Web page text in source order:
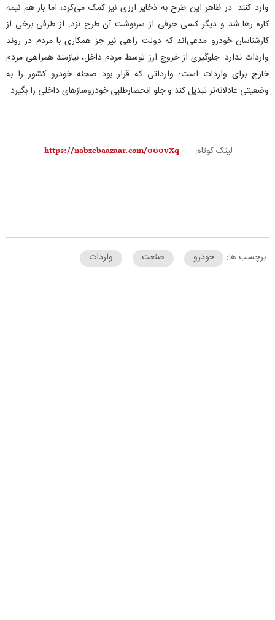
وارد کنند. در ظاهر این طرح به ذخایر ارزی نیز کمک می‌کرد، اما باز هم نیمه
کاره ر‌ها شد و دیگر کسی حرفی از سرنوشت آن طرح نزد. از طرفی برخی از
کارشناسان خودرو مدعی‌اند که دولت راهی نیز جز همکاری با مردم در روند
واردات ندارد. جلوگیری از خروج ارز توسط مردم داخل، نیازمند همراهی مردم
خارج برای واردات است؛ وارداتی که قرار بود صحنه خودرو کشور را به
وضعیتی عادلانه‌تر تبدیل کند و جلو انحصارطلبی خودروساز‌های داخلی را بگیرد.
لینک کوتاه:
برچسب ها: خودرو صنعت واردات